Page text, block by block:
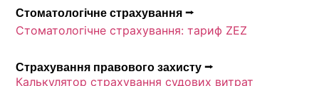
Стоматологічне страхування ⭢
Стоматологічне страхування: тариф ZEZ
Страхування правового захисту ⭢
Калькулятор страхування судових витрат